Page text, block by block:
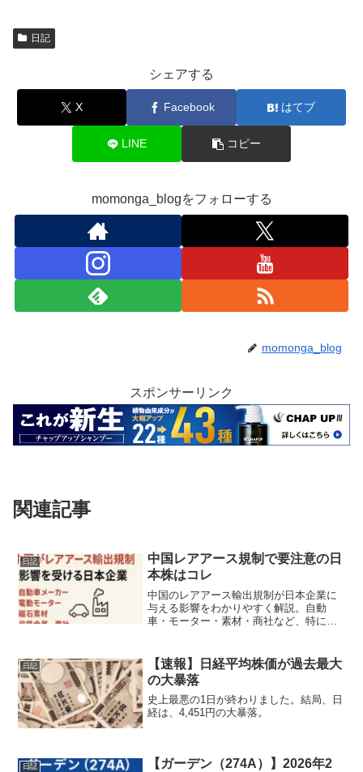
日記
シェアする
X Facebook はてブ
LINE コピー
momonga_blogをフォローする
momonga_blog
スポンサーリンク
関連記事
日記
中国レアアース規制で要注意の日
本株はコレ
中国のレアアース輸出規制が日本企業に
与える影響をわかりやすく解説。自動
車・モーター・素材・商社など、特にリ
日記
【速報】日経平均株価が過去最大
の大暴落
史上最悪の1日が終わりました。結局、日
経は、4,451円の大暴落。
日記
【ガーデン（274A）】2026年2